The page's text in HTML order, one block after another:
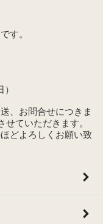
す。
、お問合せにつきま
ていただきます。
どよろしくお願い致